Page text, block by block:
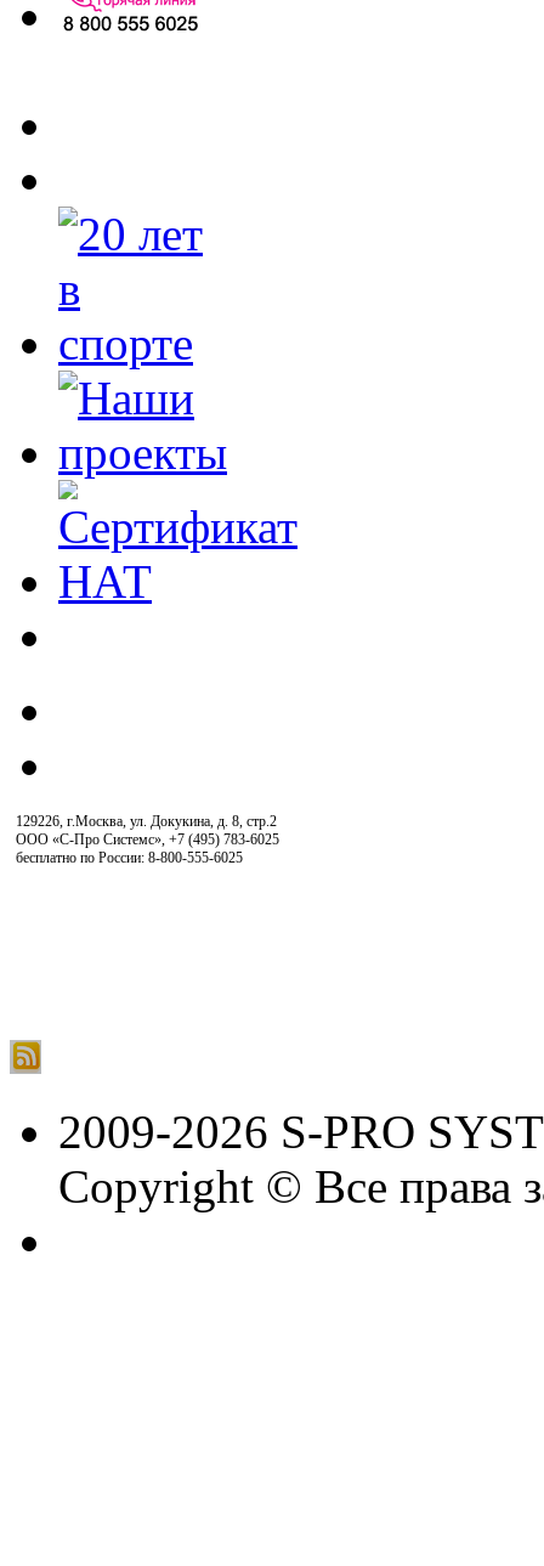
129226, г.Москва, ул. Докукина, д. 8, стр.2
ООО «С-Про Системс» +7 (495) 783-6025
бесплатно по России: 8-800-555-6025
2009-2026 S-PRO
Copyright © Все права